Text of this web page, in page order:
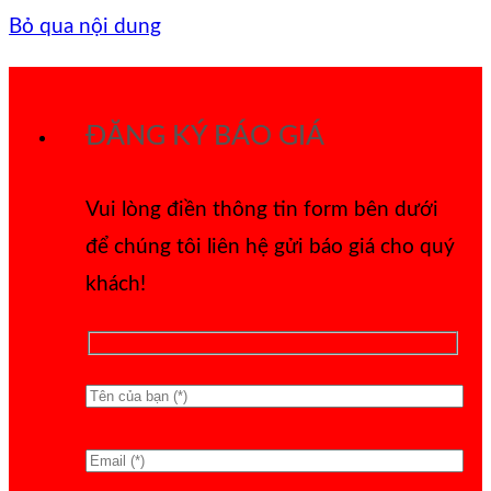
Bỏ qua nội dung
ĐĂNG KÝ BÁO GIÁ
Vui lòng điền thông tin form bên dưới
để chúng tôi liên hệ gửi báo giá cho quý
khách!